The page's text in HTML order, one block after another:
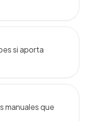
si aporta
manuales que